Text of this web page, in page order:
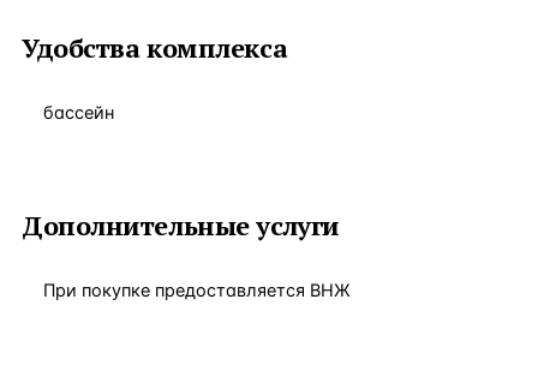
Удобства комплекса
бассейн
Дополнительные услуги
При покупке предоставляется ВНЖ